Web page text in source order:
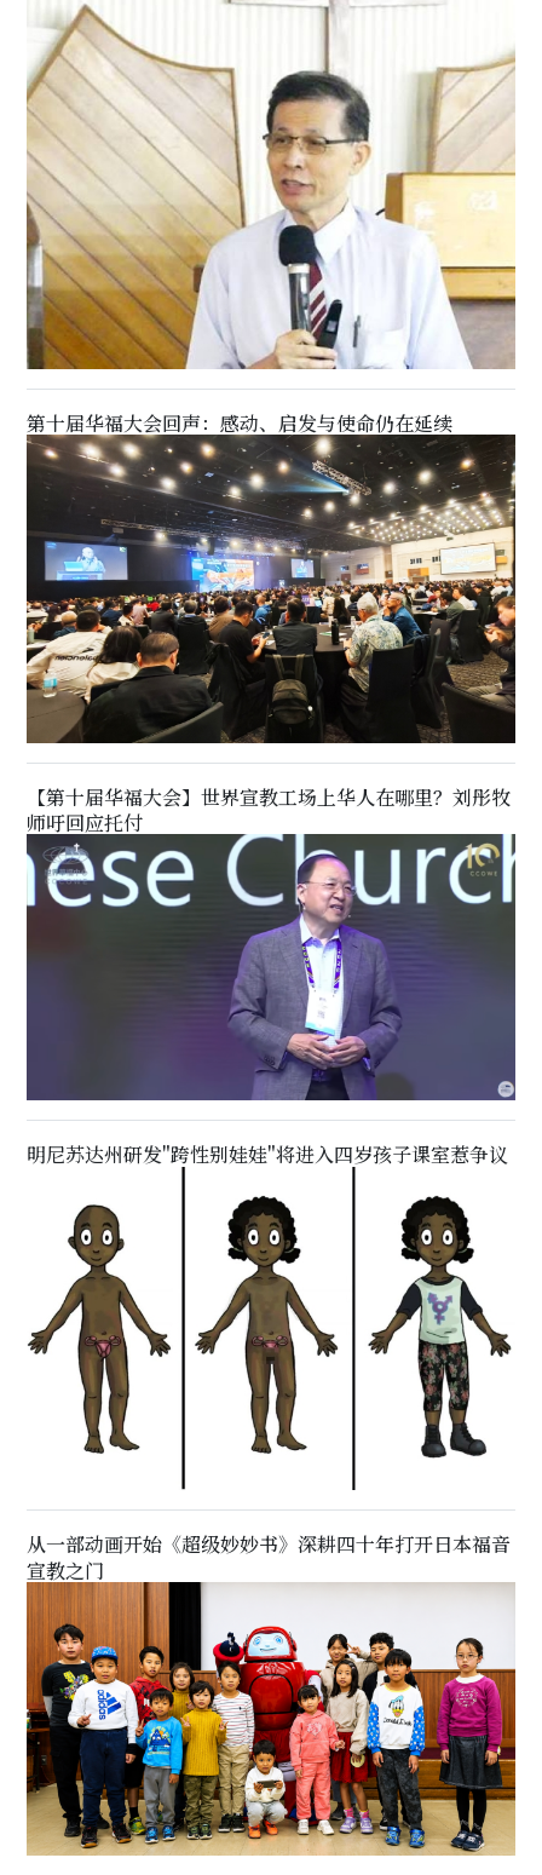
第十届华福大会回声：感动、启发与使命仍在延续
【第十届华福大会】世界宣教工场上华人在哪里？刘彤牧
师吁回应托付
明尼苏达州研发"跨性别娃娃"将进入四岁孩子课室惹争议
从一部动画开始《超级妙妙书》深耕四十年打开日本福音
宣教之门